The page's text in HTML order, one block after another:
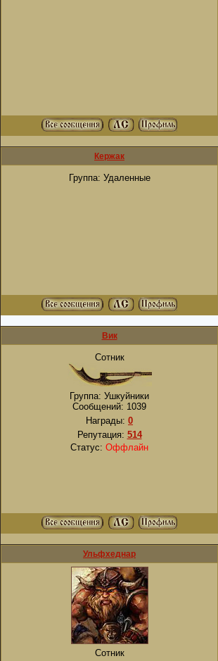
Кержак
Группа: Удаленные
Вик
Сотник
Группа: Ушкуйники
Сообщений: 1039
Награды: 0
Репутация: 514
Статус: Оффлайн
Ульфхеднар
Сотник